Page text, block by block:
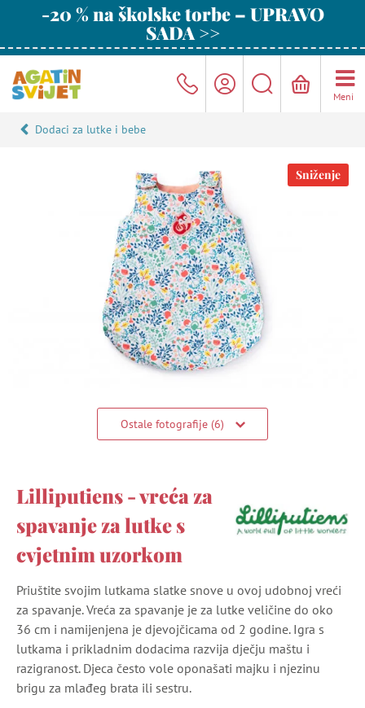
-20 % na školske torbe – UPRAVO
SADA >>
Meni
Dodaci za lutke i bebe
Sniženje
Ostale fotografije (6)
Lilliputiens - vreća za
spavanje za lutke s
cvjetnim uzorkom
Priuštite svojim lutkama slatke snove u ovoj udobnoj vreći
za spavanje. Vreća za spavanje je za lutke veličine do oko
36 cm i namijenjena je djevojčicama od 2 godine. Igra s
lutkama i prikladnim dodacima razvija dječju maštu i
razigranost. Djeca često vole oponašati majku i njezinu
brigu za mlađeg brata ili sestru.